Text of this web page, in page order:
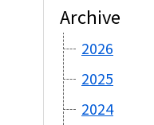
Archive
2026
2025
2024